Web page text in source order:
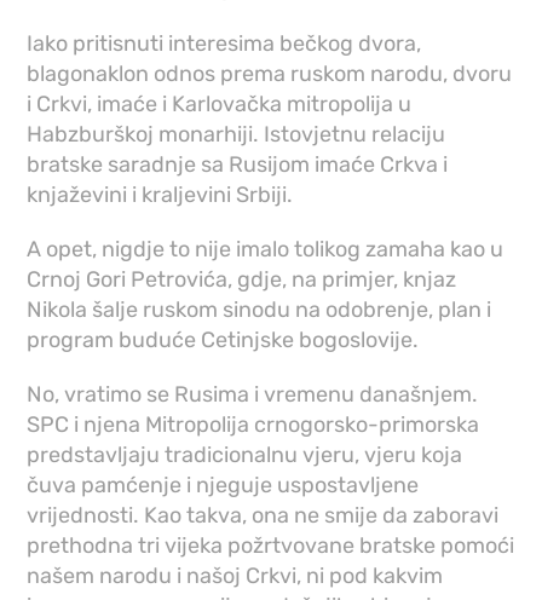
Iako pritisnuti interesima bečkog dvora,
blagonaklon odnos prema ruskom narodu, dvoru
i Crkvi, imaće i Karlovačka mitropolija u
Habzburškoj monarhiji. Istovjetnu relaciju
bratske saradnje sa Rusijom imaće Crkva i
knjaževini i kraljevini Srbiji.
A opet, nigd‌je to nije imalo tolikog zamaha kao u
Crnoj Gori Petrovića, gd‌je, na primjer, knjaz
Nikola šalje ruskom sinodu na odobrenje, plan i
program buduće Cetinjske bogoslovije.
No, vratimo se Rusima i vremenu današnjem.
SPC i njena Mitropolija crnogorsko-primorska
predstavljaju tradicionalnu vjeru, vjeru koja
čuva pamćenje i njeguje uspostavljene
vrijednosti. Kao takva, ona ne smije da zaboravi
prethodna tri vijeka požrtvovane bratske pomoći
našem narodu i našoj Crkvi, ni pod kakvim